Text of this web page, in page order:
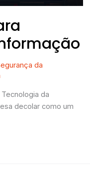
da
da
decolar como um